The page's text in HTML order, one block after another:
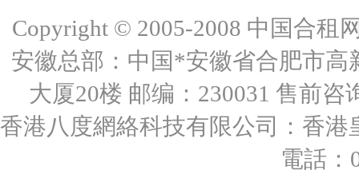
Copyright © 2005-2008 中国合租
安徽总部：中国*安徽省合肥市
大厦20楼 邮编：230031 售前咨
香港八度網絡科技有限公司：香
電話：